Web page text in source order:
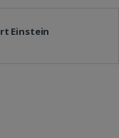
Einstein